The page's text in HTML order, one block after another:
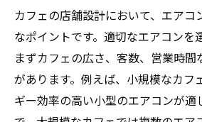
カフェの店舗設計において、エアコ
なポイントです。適切なエアコンを
まずカフェの広さ、客数、営業時
があります。例えば、小規模なカフ
ギー効率の高い小型のエアコンが適